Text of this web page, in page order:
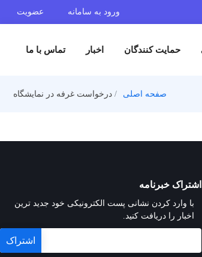
ورود به سامانه عضویت
حمایت کنندگان اخبار تماس با ما
صفحه اصلی درخواست غرفه در نمایشگاه
اشتراک خبرنامه
با وارد کردن نشانی پست الکترونیکی خود جدید ترین
اخبار را دریافت کنید.